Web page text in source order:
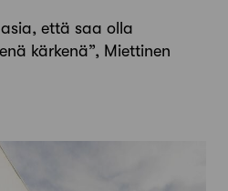
että saa olla
kärkenä”, Miettinen